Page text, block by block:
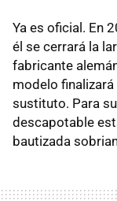
Ya es oficial. En
él se cerrará la
fabricante
modelo
sustituto. Para
descapotable
bautizada